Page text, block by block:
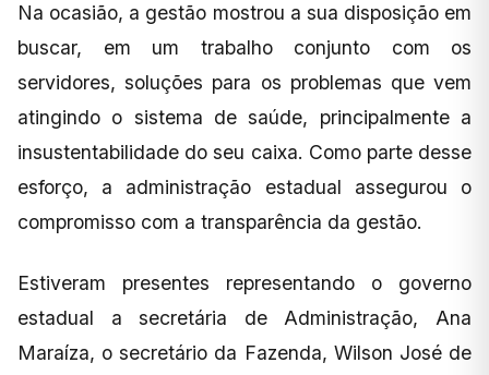
Na ocasião, a gestão mostrou a sua disposição em
buscar, em um trabalho conjunto com os
servidores, soluções para os problemas que vem
atingindo o sistema de saúde, principalmente a
insustentabilidade do seu caixa. Como parte desse
esforço, a administração estadual assegurou o
compromisso com a transparência da gestão.
Estiveram presentes representando o governo
estadual a secretária de Administração, Ana
Maraíza, o secretário da Fazenda, Wilson José de